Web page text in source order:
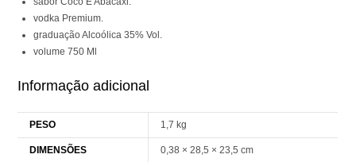
vodka Premium.
graduação Alcoólica 35% Vol.
volume 750 Ml
Informação adicional
PESO 1,7 kg
DIMENSÕES 0,38 × 28,5 × 23,5 cm